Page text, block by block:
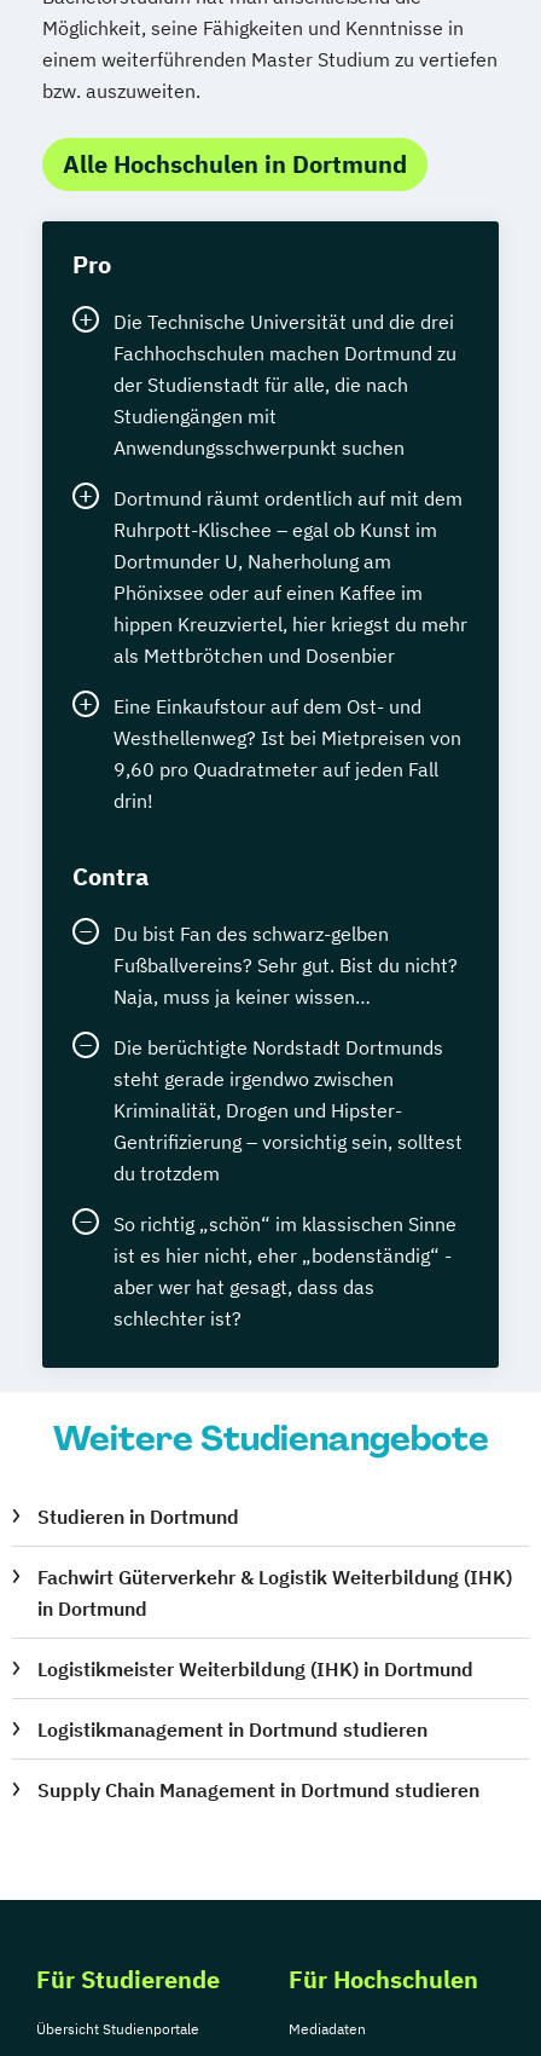
Möglichkeit, seine Fähigkeiten und Kenntnisse in
einem weiterführenden Master Studium zu vertiefen
bzw. auszuweiten.
Alle Hochschulen in Dortmund
Pro
Die Technische Universität und die drei
Fachhochschulen machen Dortmund zu
der Studienstadt für alle, die nach
Studiengängen mit
Anwendungsschwerpunkt suchen
Dortmund räumt ordentlich auf mit dem
Ruhrpott-Klischee – egal ob Kunst im
Dortmunder U, Naherholung am
Phönixsee oder auf einen Kaffee im
hippen Kreuzviertel, hier kriegst du mehr
als Mettbrötchen und Dosenbier
Eine Einkaufstour auf dem Ost- und
Westhellenweg? Ist bei Mietpreisen von
9,60 pro Quadratmeter auf jeden Fall
drin!
Contra
Du bist Fan des schwarz-gelben
Fußballvereins? Sehr gut. Bist du nicht?
Naja, muss ja keiner wissen…
Die berüchtigte Nordstadt Dortmunds
steht gerade irgendwo zwischen
Kriminalität, Drogen und Hipster-
Gentrifizierung – vorsichtig sein, solltest
du trotzdem
So richtig „schön“ im klassischen Sinne
ist es hier nicht, eher „bodenständig“ -
aber wer hat gesagt, dass das
schlechter ist?
Weitere Studienangebote
Studieren in Dortmund
Fachwirt Güterverkehr & Logistik Weiterbildung (IHK)
in Dortmund
Logistikmeister Weiterbildung (IHK) in Dortmund
Logistikmanagement in Dortmund studieren
Supply Chain Management in Dortmund studieren
Für Studierende
Übersicht Studienportale
Für Hochschulen
Mediadaten